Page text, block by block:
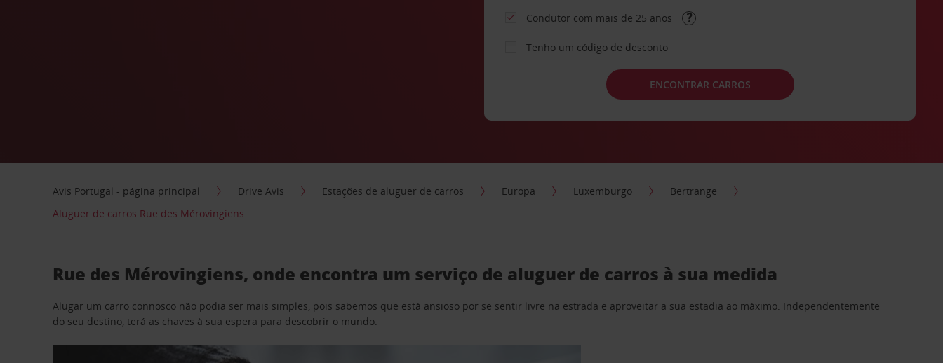
Condutor com mais de 25 anos
Tenho um código de desconto
ENCONTRAR CARROS
Avis Portugal - página principal Drive Avis Estações de aluguer de carros Europa Luxemburgo
Bertrange
Aluguer de carros Rue des Mérovingiens
Rue des Mérovingiens, onde encontra um serviço de aluguer de carros à sua medida
Alugar um carro connosco não podia ser mais simples, pois sabemos que está ansioso por se sentir livre na estrada e aproveitar a sua estadia ao máximo. Independentemente
do seu destino, terá as chaves à sua espera para descobrir o mundo.